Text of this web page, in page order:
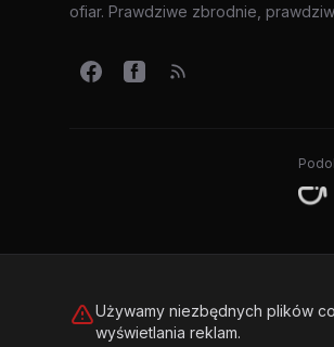
ofiar. Prawdziwe zbrodnie,
© 2026 Archiwum Zbrodni - zly.com.pl.
Używamy niezbędnych plików
wyświetlania reklam.